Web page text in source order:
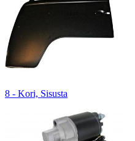
8 - Kori, Sisusta